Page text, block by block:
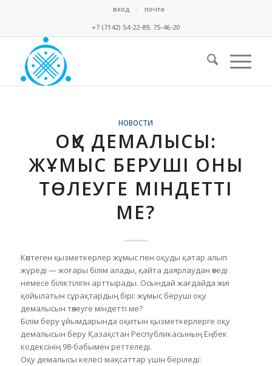
вход
почта
+7 (7142) 54-22-89, 75-46-20
НОВОСТИ
ОҚУ ДЕМАЛЫСЫ:
ЖҰМЫС БЕРУШІ ОНЫ
ТӨЛЕУГЕ МІНДЕТТІ
МЕ?
Көптеген қызметкерлер жұмыс пен оқуды қатар алып
жүреді — жоғары білім алады, қайта даярлаудан өтеді
немесе біліктілігін арттырады. Осындай жағдайда жиі
қойылатын сұрақтардың бірі: жұмыс беруші оқу
демалысын төлеуге міндетті ме?
Білім беру ұйымдарында оқитын қызметкерлерге оқу
демалысын беру Қазақстан Республикасының Еңбек
кодексінің 98-бабымен реттеледі.
Оқу демалысы келесі мақсаттар үшін беріледі: